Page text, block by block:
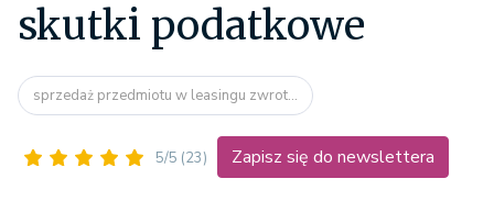
skutki podatkowe
sprzedaż przedmiotu w leasingu zwrot...
5/5 (23) Zapisz się do newslettera